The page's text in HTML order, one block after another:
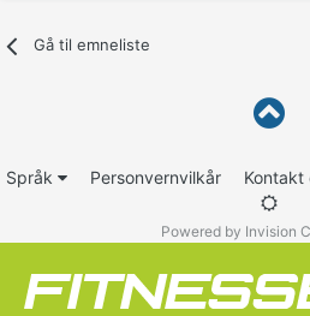
Gå til emneliste
Språk Personvernvilkår Kontakt
Powered by Invision